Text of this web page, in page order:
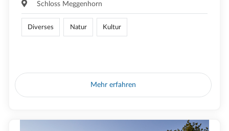
Schloss Meggenhorn
Diverses Natur Kultur
Mehr erfahren